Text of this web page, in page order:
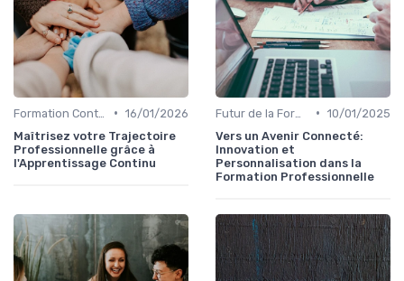
• 16/01/2026
Maîtrisez votre Trajectoire
Professionnelle grâce à
l'Apprentissage Continu
• 10/01/2025
Vers un Avenir Connecté:
Innovation et
Personnalisation dans la
Formation Professionnelle